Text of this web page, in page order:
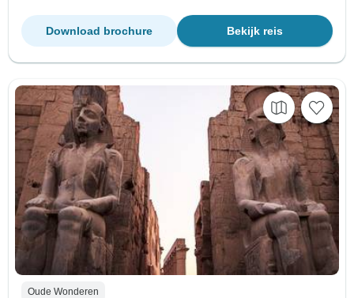
Bekijk reis
Download brochure
Oude Wonderen